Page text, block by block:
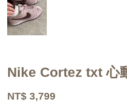
Nike Cortez txt 心
NT$ 3,799